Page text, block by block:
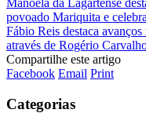
Manoela da Lagartense
povoado Mariquita e
Fábio Reis destaca
através de Rogério
Compartilhe este artigo
Facebook Email Print
Categorias